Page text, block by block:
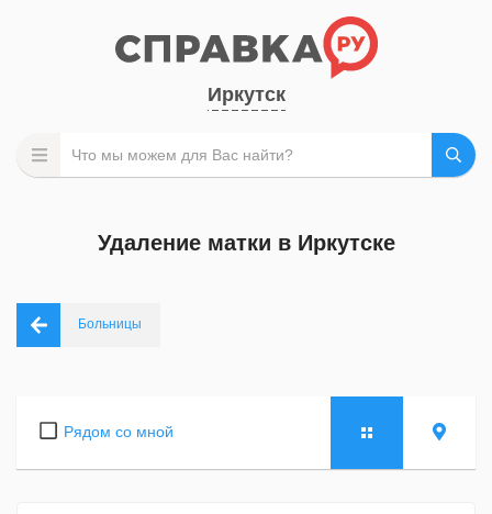
Иркутск
Удаление матки в Иркутске
Больницы
Рядом со мной